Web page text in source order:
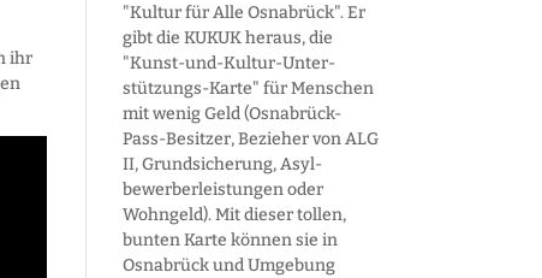
ihr
"Kultur für Alle Osnabrück". Er
gibt die KUKUK heraus, die
"Kunst-und-Kultur-Unter­
stützungs-Karte" für Menschen
mit wenig Geld (Osnabrück-
Pass-Besitzer, Bezieher von ALG
II, Grund­sicherung, Asyl­
bewerber­leistungen oder
Wohngeld). Mit dieser tollen,
bunten Karte können sie in
Osnabrück und Umgebung